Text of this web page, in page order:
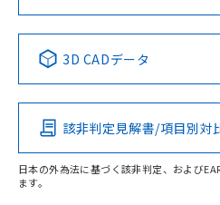
Pb Hg
O
No No
この製品の
その他の認証はこちら
3D CADデータ
該非判定見解書/項目別対
日本の外為法に基づく該非判定、および
ます。